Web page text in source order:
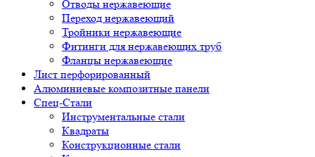
Отводы нержавеющие
Переход нержавеющий
Тройники нержавеющие
Фитинги для нержавеющих труб
Фланцы нержавеющие
Лист перфорированный
Алюминиевые композитные панели
Спец-Стали
Инструментальные стали
Квадраты
Конструкционные стали